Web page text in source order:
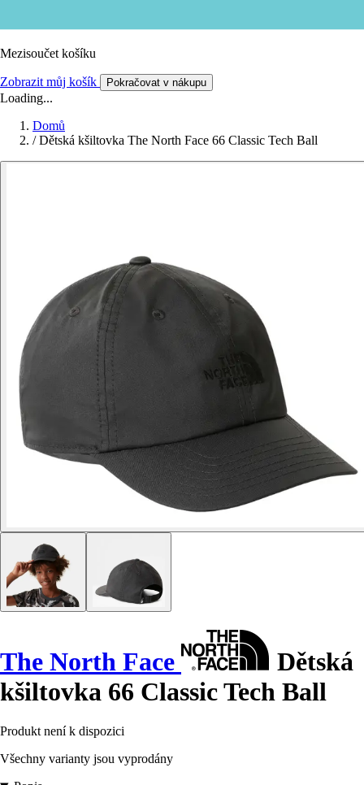
Mezisoučet košíku
Zobrazit můj košík Pokračovat v nákupu
Loading...
Domů
/ Dětská kšiltovka The North Face 66 Classic Tech Ball
The North Face
Dětská
kšiltovka 66 Classic Tech Ball
Produkt není k dispozici
Všechny varianty jsou vyprodány